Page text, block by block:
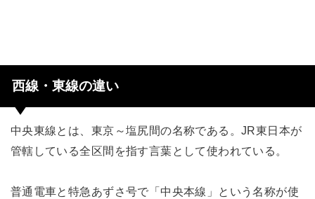
西線・東線の違い
中央東線とは、東京～塩尻間の名称である。JR東日本が
管轄している全区間を指す言葉として使われている。
普通電車と特急あずさ号で「中央本線」という名称が使